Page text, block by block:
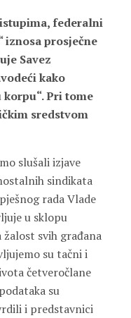
federalni
iznosa prosječne
Savez
kako
Pri tome
sredstvom
slušali izjave
sindikata
rada Vlade
u sklopu
svih građana
su tačni i
četveročlane
su
i predstavnici